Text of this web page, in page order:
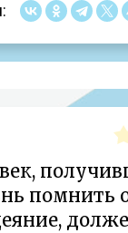
помнить